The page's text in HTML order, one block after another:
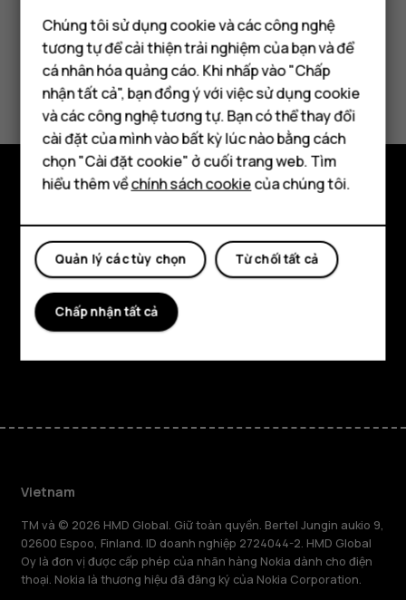
Điện thoại thông minh
Điện thoại phổ thông
Máy tính bảng
Bạn tìm được thông tin hữu ích không?
Có Không
Giới thiệu
Planet and people
Hỗ trợ
FacebookInstagram
TiktokYoutubeLinkedinDiscord
Vietnam
TM và © 2026 HMD Global. Giữ toàn quyền. Bertel Jungin aukio 9,
02600 Espoo, Finland. ID doanh nghiệp 2724044-2. HMD Global
Oy là đơn vị được cấp phép của nhãn hàng Nokia dành cho điện
thoại. Nokia là thương hiệu đã đăng ký của Nokia Corporation.
Chúng tôi sử dụng cookie và các công nghệ
tương tự để cải thiện trải nghiệm của bạn và để
cá nhân hóa quảng cáo. Khi nhấp vào "Chấp
nhận tất cả", bạn đồng ý với việc sử dụng cookie
và các công nghệ tương tự. Bạn có thể thay đổi
cài đặt của mình vào bất kỳ lúc nào bằng cách
chọn "Cài đặt cookie" ở cuối trang web. Tìm
hiểu thêm vềchính sách cookiecủa chúng tôi.
Từ chối tất cả
Quản lý các tùy chọn
Chấp nhận tất cả